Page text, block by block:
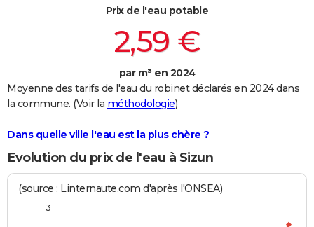
FORUM
Bricolage
Lifestyle
Culture
Sport
Auto
Television
Voyage
Cinema
Prix de l'eau potable
2,59 €
par m³ en 2024
Moyenne des tarifs de l'eau du robinet déclarés en 2024 dans
la commune. (Voir la méthodologie)
Dans quelle ville l'eau est la plus chère ?
Evolution du prix de l'eau à Sizun
(source : Linternaute.com d'après l'ONSEA)
3